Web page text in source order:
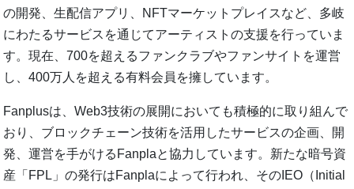
の開発、生配信アプリ、NFTマーケットプレイスなど、多岐
にわたるサービスを通じてアーティストの支援を行っていま
す。現在、700を超えるファンクラブやファンサイトを運営
し、400万人を超える有料会員を擁しています。
Fanplusは、Web3技術の展開においても積極的に取り組んで
おり、ブロックチェーン技術を活用したサービスの企画、開
発、運営を手がけるFanplaと協力しています。新たな暗号資
産「FPL」の発行はFanplaによって行われ、そのIEO（Initial